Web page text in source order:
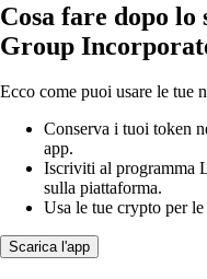
Cosa fare dopo
Group
Ecco come puoi usare le tue
Conserva i tuoi token
app.
Iscriviti al programma
sulla piattaforma.
Usa le tue crypto per
Scarica l'app